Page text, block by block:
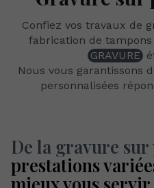
Confiez vos travaux de
fabrication de
GRAVURE
Nous vous garantissons
personnalisées
De la gravure sur
prestations